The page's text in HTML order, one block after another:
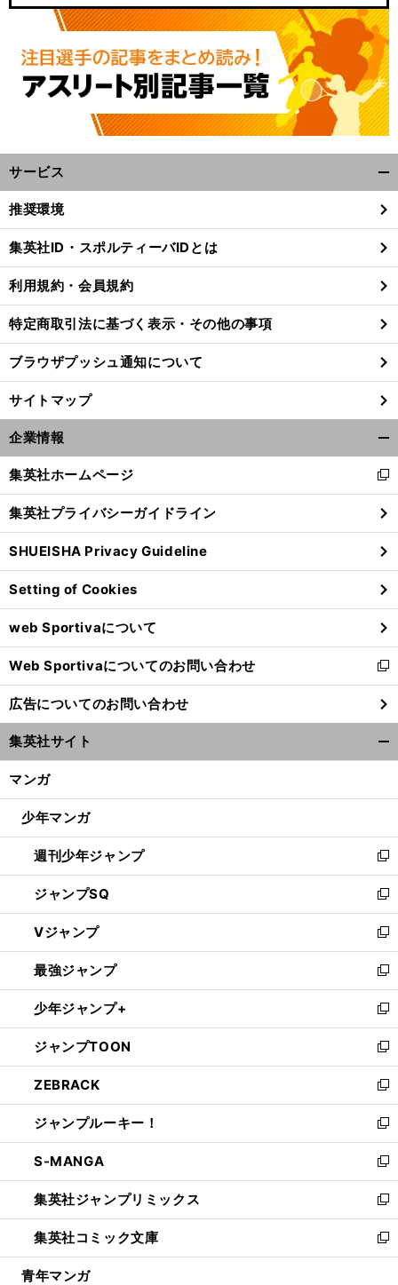
東
サービス
閉
る
推奨環境
集英社ID・スポルティーバIDとは
利用規約・会員規約
特定商取引法に基づく表示・その他の事項
ブラウザプッシュ通知について
サイトマップ
企業情報
閉
る
集英社ホームページ
新
し
い
ウ
ィ
ン
ド
ウ
で
開
く
集英社プライバシーガイドライン
SHUEISHA Privacy Guideline
Setting of Cookies
web Sportivaについて
Web Sportivaについてのお問い合わせ
新
し
い
ウ
ィ
ン
ウ
開
く
広告についてのお問い合わせ
集英社サイト
マンガ
少年マンガ
週刊少年ジャンプ
新
し
い
ウ
ィ
ン
ド
ウ
で
開
く
ジャンプSQ
新
し
い
ウ
ィ
ン
ド
ウ
で
開
く
Vジャンプ
新
し
い
ウ
ィ
ン
ド
ウ
で
開
く
最強ジャンプ
新
し
い
ウ
ィ
ン
ド
ウ
で
開
く
少年ジャンプ+
新
し
い
ウ
ィ
ン
ド
ウ
で
開
く
ジャンプTOON
新
し
い
ウ
ィ
ン
ド
ウ
で
開
く
ZEBRACK
新
し
い
ウ
ィ
ン
ド
ウ
で
開
ジャンプルーキー！
新
し
い
ウ
ィ
ン
ド
ウ
S-MANGA
新
し
い
ウ
ィ
ン
集英社ジャンプリミックス
新
し
い
ウ
集英社コミック文庫
新
し
青年マンガ